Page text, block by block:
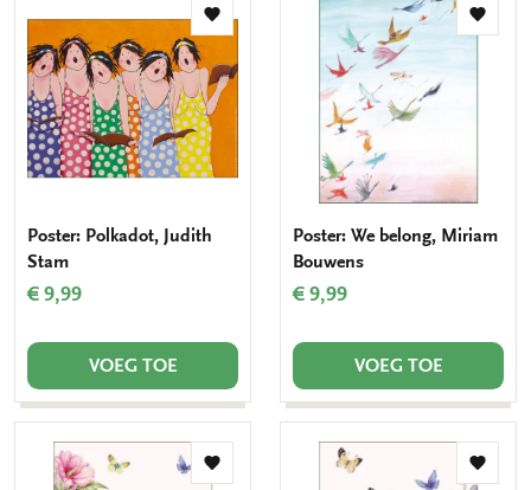
Toevoegen
verlanglijst
Poster: Polkadot, Judith
Stam
€ 9,99
VOEG TOE
aan
Poster: We belong, Miriam
Bouwens
€ 9,99
VOEG TOE
Toevoegen